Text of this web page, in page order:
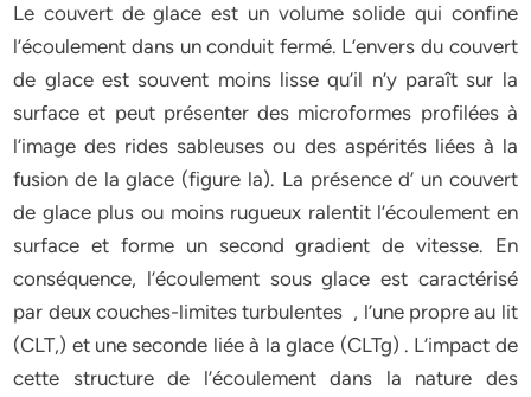
Le couvert de glace est un volume solide qui confine
l’écoulement dans un conduit fermé. L’envers du couvert
de glace est souvent moins lisse qu’il n’y paraît sur la
surface et peut présenter des microformes profilées à
l’image des rides sableuses ou des aspérités liées à la
fusion de la glace (figure la). La présence d’ un couvert
de glace plus ou moins rugueux ralentit l’écoulement en
surface et forme un second gradient de vitesse. En
conséquence, l’écoulement sous glace est caractérisé
par deux couches-limites turbulentes , l’une propre au lit
(CLT,) et une seconde liée à la glace (CLTg) . L’impact de
cette structure de l’écoulement dans la nature des